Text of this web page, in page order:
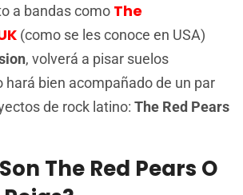
a bandas como The
(como se les conoce en USA)
, volverá a pisar suelos
hará bien acompañado de un par
de rock latino: The Red Pears
The Red Pears O